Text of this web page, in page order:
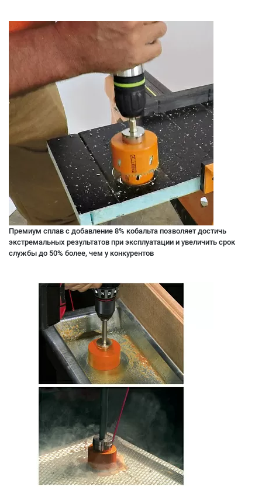
Премиум сплав с добавление 8% кобальта позволяет достичь
экстремальных результатов при эксплуатации и увеличить срок
службы до 50% более, чем у конкурентов